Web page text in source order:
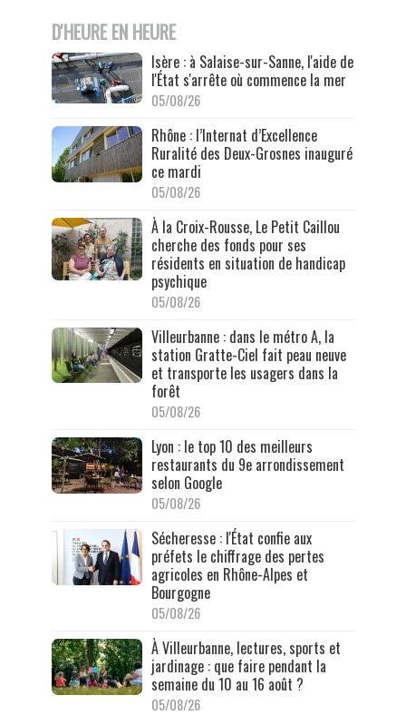
D'HEURE EN HEURE
Isère : à Salaise-sur-Sanne, l'aide de
l'État s'arrête où commence la mer
05/08/26
Rhône : l’Internat d’Excellence
Ruralité des Deux-Grosnes inauguré
ce mardi
05/08/26
À la Croix-Rousse, Le Petit Caillou
cherche des fonds pour ses
résidents en situation de handicap
psychique
05/08/26
Villeurbanne : dans le métro A, la
station Gratte-Ciel fait peau neuve
et transporte les usagers dans la
forêt
05/08/26
Lyon : le top 10 des meilleurs
restaurants du 9e arrondissement
selon Google
05/08/26
Sécheresse : l'État confie aux
préfets le chiffrage des pertes
agricoles en Rhône-Alpes et
Bourgogne
05/08/26
À Villeurbanne, lectures, sports et
jardinage : que faire pendant la
semaine du 10 au 16 août ?
05/08/26